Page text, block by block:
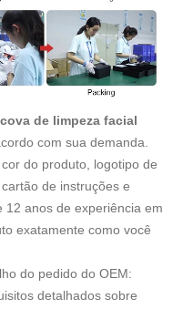
de limpeza facial
com sua demanda.
do produto, logotipo de
de instruções e
12 anos de experiência em
exatamente como você
do pedido do OEM:
detalhados sobre